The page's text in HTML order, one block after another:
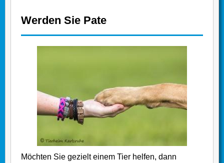
Werden Sie Pate
Möchten Sie gezielt einem Tier helfen, dann